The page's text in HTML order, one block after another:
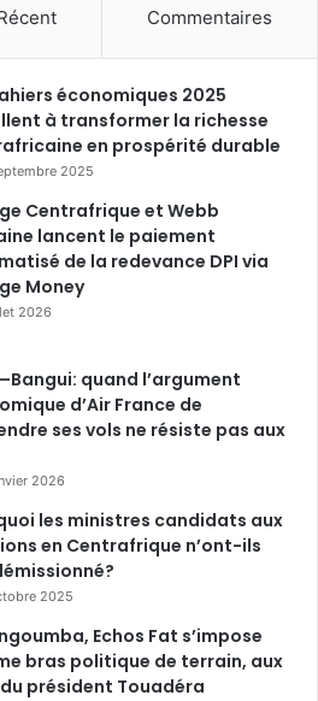
Commentaires
économiques 2025
à transformer la richesse
en prospérité durable
2025
Centrafrique et Webb
lancent le paiement
de la redevance DPI via
Money
2026
quand l’argument
d’Air France de
ses vols ne résiste pas aux
2026
les ministres candidats aux
en Centrafrique n’ont-ils
2025
Echos Fat s’impose
bras politique de terrain, aux
président Touadéra